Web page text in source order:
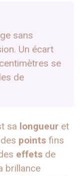
sans
Un écart
se
de
sa longueur et
points fins
effets de
brillance